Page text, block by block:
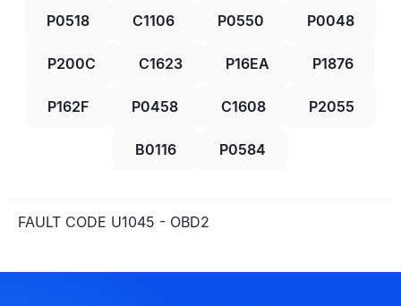
P0518 C1106 P0550 P0048
P200C C1623 P16EA P1876
P162F P0458 C1608 P2055
B0116 P0584
FAULT CODE U1045 - OBD2